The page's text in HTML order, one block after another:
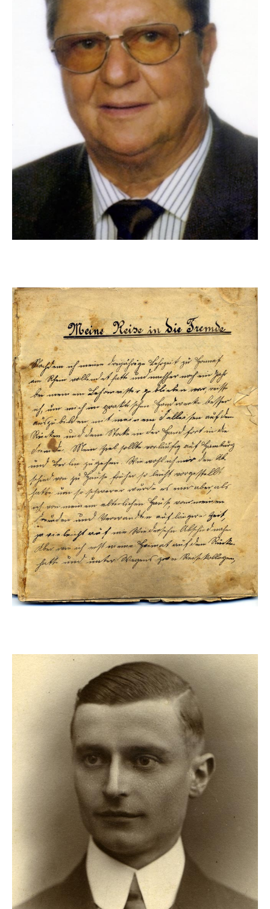
Die 3. Generation
Am 2.10.1956 gründet Franz Both in Bonn sein eigenes
Unternehmen für Gas- und Wasserinstallation,
Zentralheizungs- und Lüftungsbau. Anfang 1964 scheidet
sein Vater Matthias als Hauptgesellschafter in Bad
Hönningen aus und überlässt seinem Sohn die Matthias
Both GmbH in eigener Verantwortung. Unter Franz Regie
wachsen beide Unternehmen kontinuierlich, so dass er
1996 zwei florierende Standorte an seine beiden Söhne
Thomas und Franz jun. übergibt.
1886
Meine Reise in die Fremde
„Nachdem ich meine dreijährige Lehrzeit zu Honnef am
Rhein vollendet hatte, reiste ich, um mich im praktischen
Handwerk besser auszubilden, mit meinem Felleisen auf
dem Rücken und dem Stock in der Hand fort in die Fremde.“
So beginnt 1886 Franz Boths Bericht über seine
Wanderschaft als Klempnergeselle. Ab Oktober 1887
besucht er die Meisterschule in Aue in Sachsen, bevor er
1888 nach Hönningen zurückkehrt und sein eigenes
Unternehmen gründet.
1914
Die 2. Generation
Matthias macht zusätzlich zur Klempner- und
Installateurausbildung eine Ausbildung zum Elektriker.
Sein Vater, Franz Both, hat die Bedeutung der
Elektrifizierung für die Zukunft rechtzeitig erkannt. Mit
Kriegsbeginn ist Matthias Fachwissen sehr gefragt, und er
wird von der Marine freigestellt, um an der Nordseeküste
Peilstationen zu bauen.